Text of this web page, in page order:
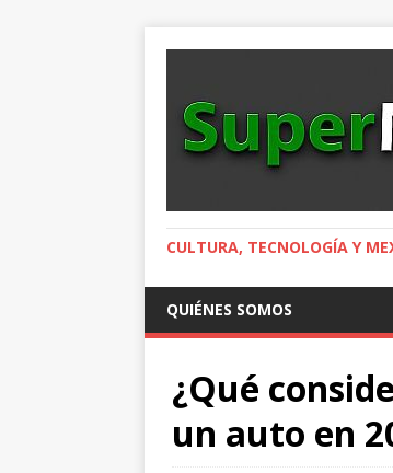
CULTURA, TECNOLOGÍA Y
QUIÉNES SOMOS
¿Qué
un auto en